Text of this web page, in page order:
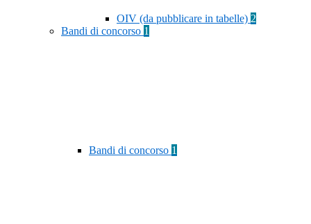
OIV (da pubblicare in tabelle) 2
Bandi di concorso 1
Bandi di concorso 1